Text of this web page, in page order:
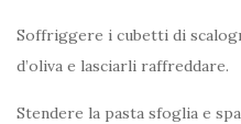
Soffriggere i cubetti di
d’oliva e lasciarli raffreddare.
Stendere la pasta sfoglia e